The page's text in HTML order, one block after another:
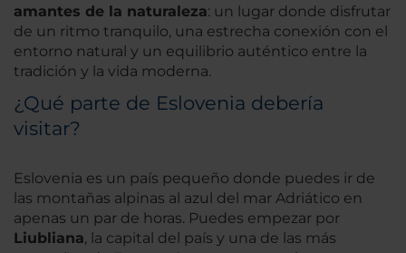
amantes de la naturaleza: un lugar donde disfrutar
de un ritmo tranquilo, una estrecha conexión con el
entorno natural y un equilibrio auténtico entre la
tradición y la vida moderna.
¿Qué parte de Eslovenia debería
visitar?
Eslovenia es un país pequeño donde puedes ir de
las montañas alpinas al azul del mar Adriático en
apenas un par de horas. Puedes empezar por
Liubliana, la capital del país y una de las más